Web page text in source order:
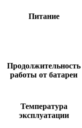
Питание
Продолжительность
работы от батареи
Температура
эксплуатации